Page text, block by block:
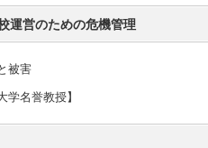
運営のための危機管理
被害
学名誉教授】